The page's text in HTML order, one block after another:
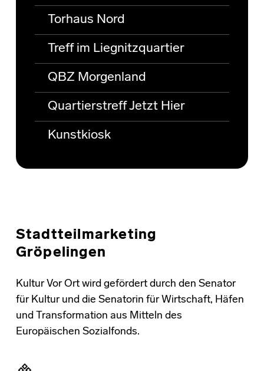
Torhaus Nord
Treff im Liegnitzquartier
QBZ Morgenland
Quartierstreff Jetzt Hier
Kunstkiosk
Stadtteilmarketing
Gröpelingen
Kultur Vor Ort wird gefördert durch den Senator
für Kultur und die Senatorin für Wirtschaft, Häfen
und Transformation aus Mitteln des
Europäischen Sozialfonds.